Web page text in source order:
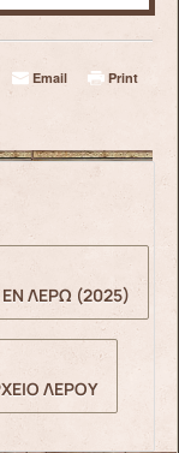
Email Print
ΛΕΡΩ (2025)
ΛΕΡΟΥ